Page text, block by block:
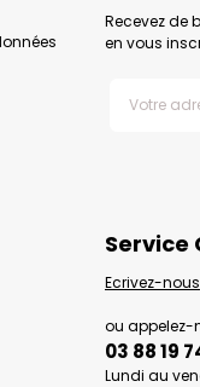
Recevez de
en vous
Service
Ecrivez-nous
ou appelez-
03 88 19
Lundi au